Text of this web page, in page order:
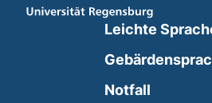
Leichte
Notfall